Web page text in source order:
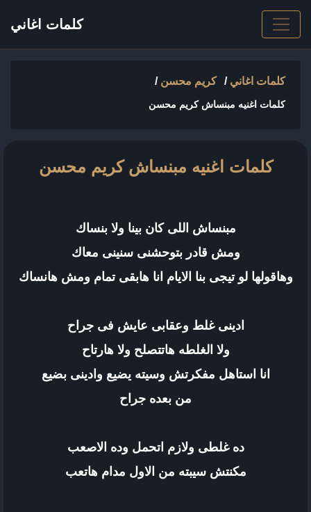
كلمات اغاني
كلمات اغاني/ كريم محسن /
كلمات اغنيه مبنساش كريم محسن
كلمات اغنيه مبنساش كريم محسن
مبنساش اللى كان بينا ولا بنساك
ومش قادر بتوحشنى سنينى معاك
وهاقولها لو تيجى بنا الايام انا هابقى تمام ومش هانساك
ادينى غلط وعقابى عايش فى جراح
ولا الغلطه هاتتصلح ولا هارتاح
انا استاهل مفكرتش وسيته يضيع وادينى بضيع
من بعده جراح
ده غلطى ولازم اتحمل وده الاصعب
مكنتش سيبته من الاول مدام هاتعب